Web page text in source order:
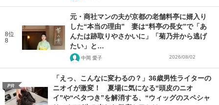
8位
8
元・商社マンの夫が京都の老舗料亭に婿入り
した“本当の理由” 妻は“料亭の長女”で「あ
んたは跡取りやさかいに」「菊乃井から逃げ
たい」と…
中岡 愛子 2026/08/02
PR
「えっ、こんなに変わるの？」36歳男性ライターの
ニオイが激変！ 夏場に気になる“頭皮のニオ
イ”や“ベタつき”を解消する、“ウィッグのスペシャ